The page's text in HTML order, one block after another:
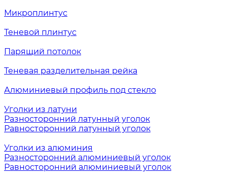
Микроплинтус
Теневой плинтус
Парящий потолок
Теневая разделительная рейка
Алюминиевый профиль под стекло
Уголки из латуни
Разносторонний латунный уголок
Равносторонний латунный уголок
Уголки из алюминия
Разносторонний алюминиевый уголок
Равносторонний алюминиевый уголок